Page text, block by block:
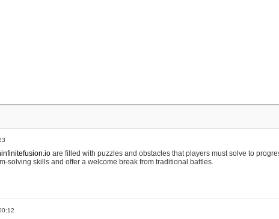
are filled with puzzles and obstacles that players must solve to
solving skills and offer a welcome break from traditional battles.